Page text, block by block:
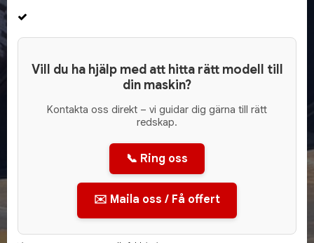
Vill du ha hjälp med att hitta rätt modell till
din maskin?
Kontakta oss direkt – vi guidar dig gärna till rätt
redskap.
📞 Ring oss
✉️ Maila oss / Få offert